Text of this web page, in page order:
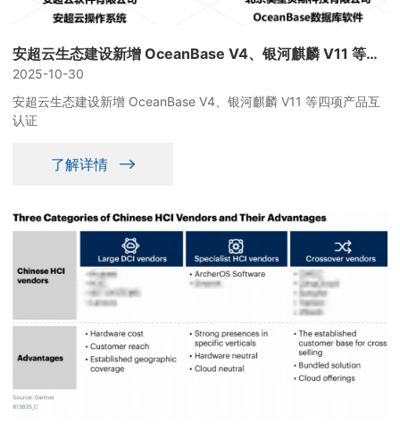
安超云生态建设新增 OceanBase V4、银河麒麟 V11 等四项产品互认证
2025-10-30
安超云生态建设新增 OceanBase V4、银河麒麟 V11 等四项产品互
认证
了解详情